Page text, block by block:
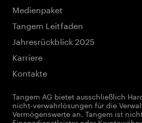
Medienpaket
Tangem Leitfaden
Jahresrückblick 2025
Karriere
Kontakte
Tangem AG bietet ausschließlich
nicht-verwahrlösungen für die
Vermögenswerte an. Tangem ist